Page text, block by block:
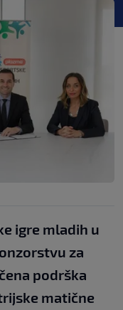
igre mladih u
za
podrška
matične